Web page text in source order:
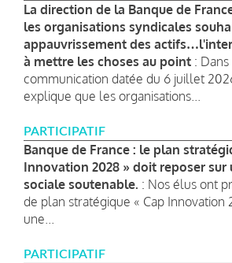
La direction de la Banque de
les organisations syndicales
appauvrissement des
à mettre les choses au point :
communication datée du 6 juillet
explique que les organisations...
PARTICIPATIF
Banque de France : le plan
Innovation 2028 » doit reposer sur
sociale soutenable. : Nos élus ont
de plan stratégique « Cap Innovation
une...
PARTICIPATIF